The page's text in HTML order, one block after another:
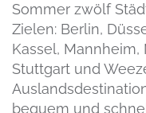
Sommer zwölf
Zielen: Berlin,
Kassel, Mannheim,
Stuttgart und
bequem und